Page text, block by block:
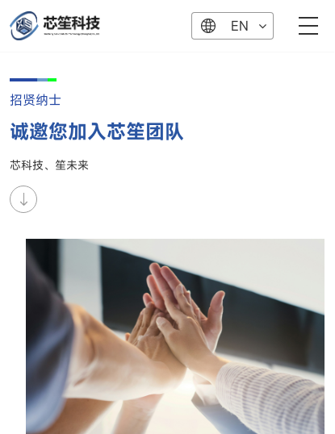
EN
招贤纳士
诚邀您加入芯笙团队
芯科技、笙未来